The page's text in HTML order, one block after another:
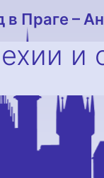
в Праге –
и